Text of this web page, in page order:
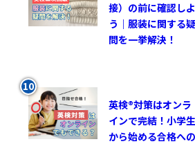
接）の前に確認しよ
う｜服装に関する疑
問を一挙解決！
英検®対策はオンラ
インで完結！小学生
から始める合格への